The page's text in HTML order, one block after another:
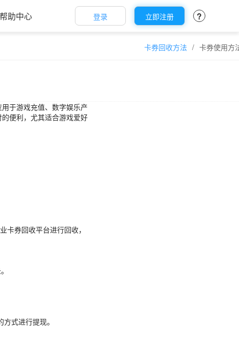
帮助中心 登录 立即注册 ?
卡券回收方法 / 卡券使用方
于游戏充值、数字娱乐产
便利，尤其适合游戏爱好
卡券回收平台进行回收，
式进行提现。